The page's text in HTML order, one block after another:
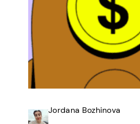
Jordana Bozhinova